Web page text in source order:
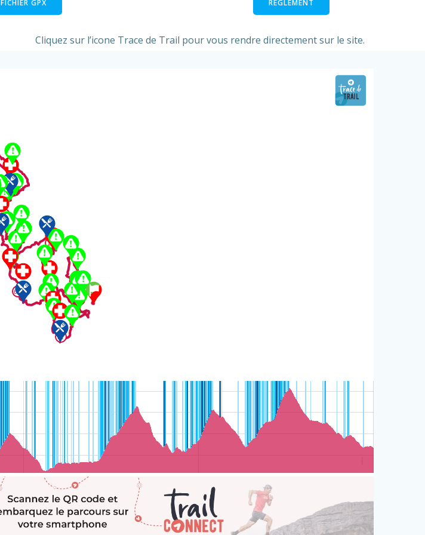
FICHIER GPX RÉGLEMENT
Cliquez sur l’icone Trace de Trail pour vous rendre directement sur le site.